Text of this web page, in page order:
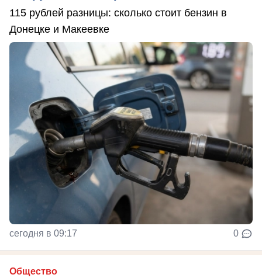
115 рублей разницы: сколько стоит бензин в
Донецке и Макеевке
сегодня в 09:17 0
Общество